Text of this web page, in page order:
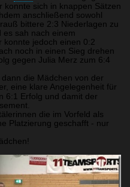
konnte sich in knappen Sätzen
anschließend sowohl
bittere 2:3 Niederlagen zu
sah nach einem
konnte jedoch einen 0:2
noch in einen Sieg drehen
gegen Julia Merz zum 6:4
die Mädchen von der
eine klare Angelegenheit für
6:1 Erfolg und damit der
die im Vorfeld als
Platzierung geschafft - nur